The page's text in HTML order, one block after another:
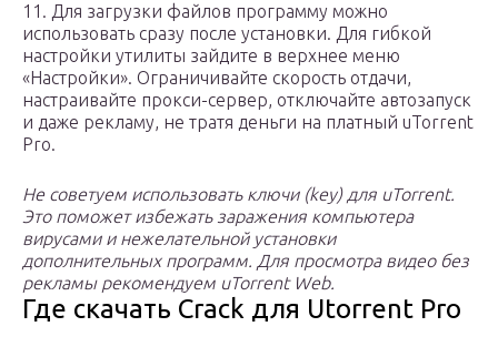
11. Для загрузки файлов программу можно
использовать сразу после установки. Для гибкой
настройки утилиты зайдите в верхнее меню
«Настройки». Ограничивайте скорость отдачи,
настраивайте прокси-сервер, отключайте автозапуск
и даже рекламу, не тратя деньги на платный uTorrent
Pro.
Не советуем использовать ключи (key) для uTorrent.
Это поможет избежать заражения компьютера
вирусами и нежелательной установки
дополнительных программ. Для просмотра видео без
рекламы рекомендуем uTorrent Web.
Где скачать Crack для Utorrent Pro